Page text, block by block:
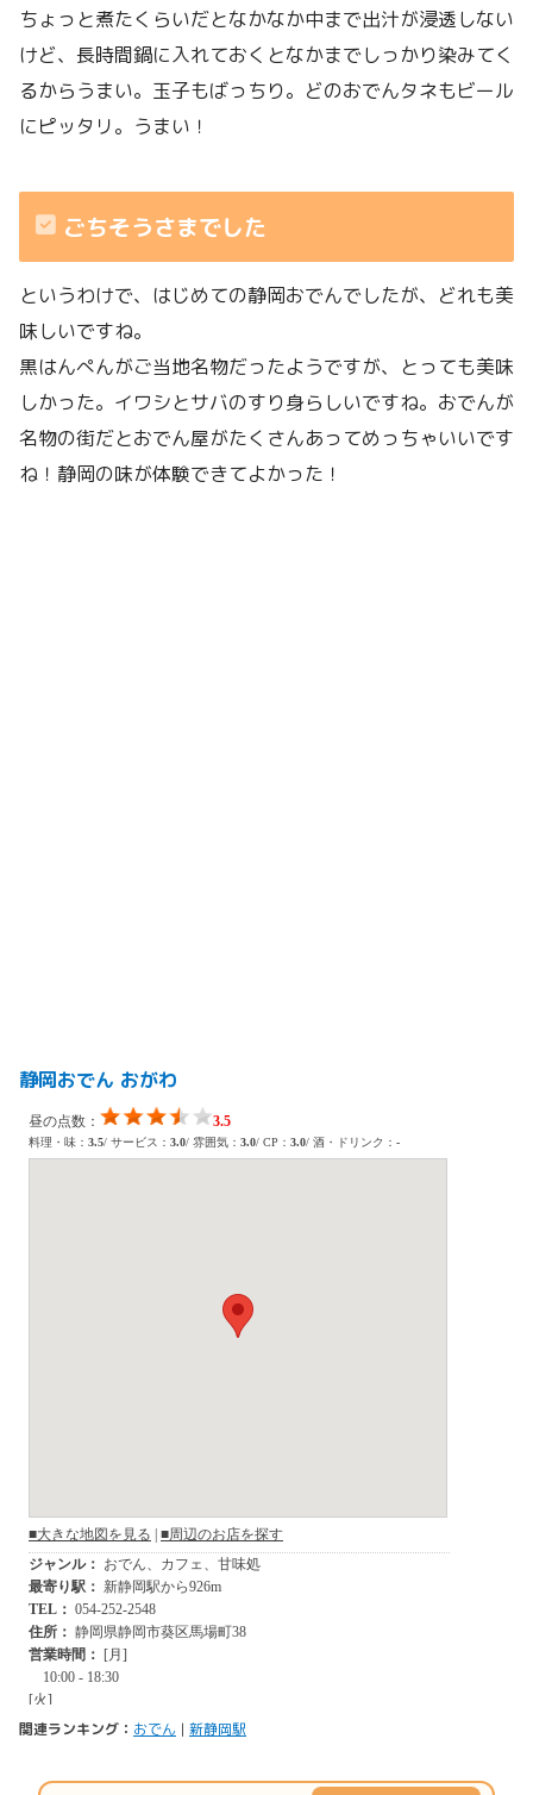
ちょっと煮たくらいだとなかなか中まで出汁が浸透しない
けど、長時間鍋に入れておくとなかまでしっかり染みてく
るからうまい。玉子もばっちり。どのおでんタネもビール
にピッタリ。うまい！
ごちそうさまでした
というわけで、はじめての静岡おでんでしたが、どれも美
味しいですね。
黒はんぺんがご当地名物だったようですが、とっても美味
しかった。イワシとサバのすり身らしいですね。おでんが
名物の街だとおでん屋がたくさんあってめっちゃいいです
ね！静岡の味が体験できてよかった！
静岡おでん おがわ
関連ランキング： おでん | 新静岡駅